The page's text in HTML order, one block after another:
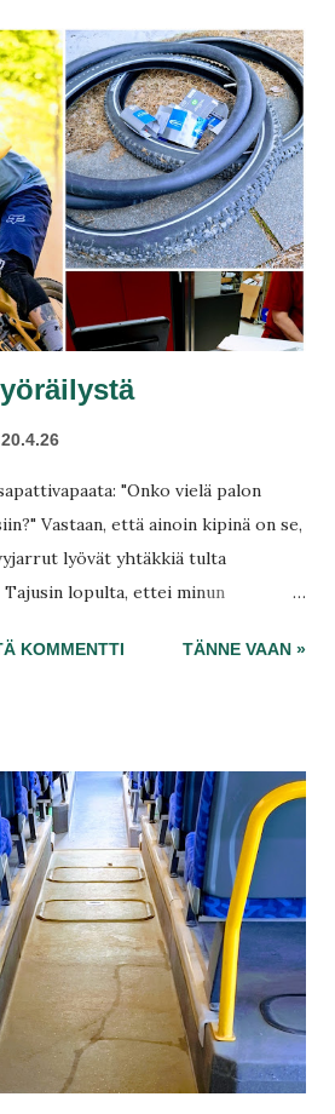
20.4.26
"Onko vielä palon
Vastaan, että ainoin kipinä on se,
lyövät yhtäkkiä tulta
Tajusin lopulta, ettei minun
harrastavansa sitä. Tästä se
KOMMENTTI TÄNNE VAAN »